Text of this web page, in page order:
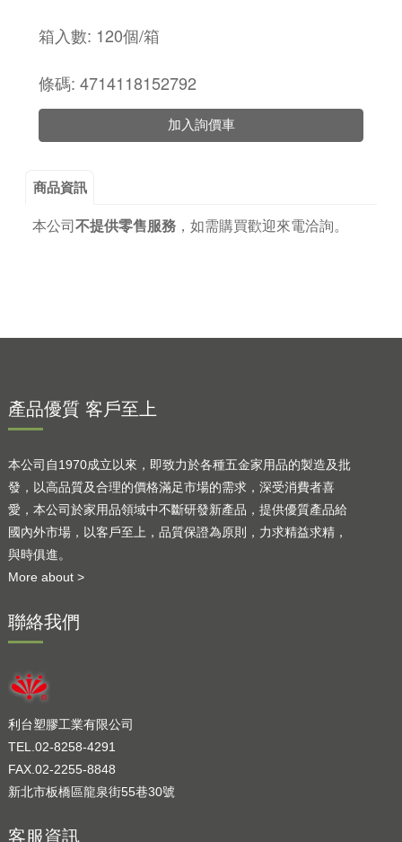
箱入數: 120個/箱
條碼: 4714118152792
加入詢價車
商品資訊
本公司 不提供零售服務， 如需購買歡迎來電洽詢。
產品優質 客戶至上
本公司自1970成立以來，即致力於各種五金家用品的製造及批
發，以高品質及合理的價格滿足市場的需求，深受消費者喜
愛，本公司於家用品領域中不斷研發新產品，提供優質產品給
國內外市場，以客戶至上，品質保證為原則，力求精益求精，
與時俱進。
More about >
聯絡我們
利台塑膠工業有限公司
TEL.02-8258-4291
FAX.02-2255-8848
新北市板橋區龍泉街55巷30號
客服資訊